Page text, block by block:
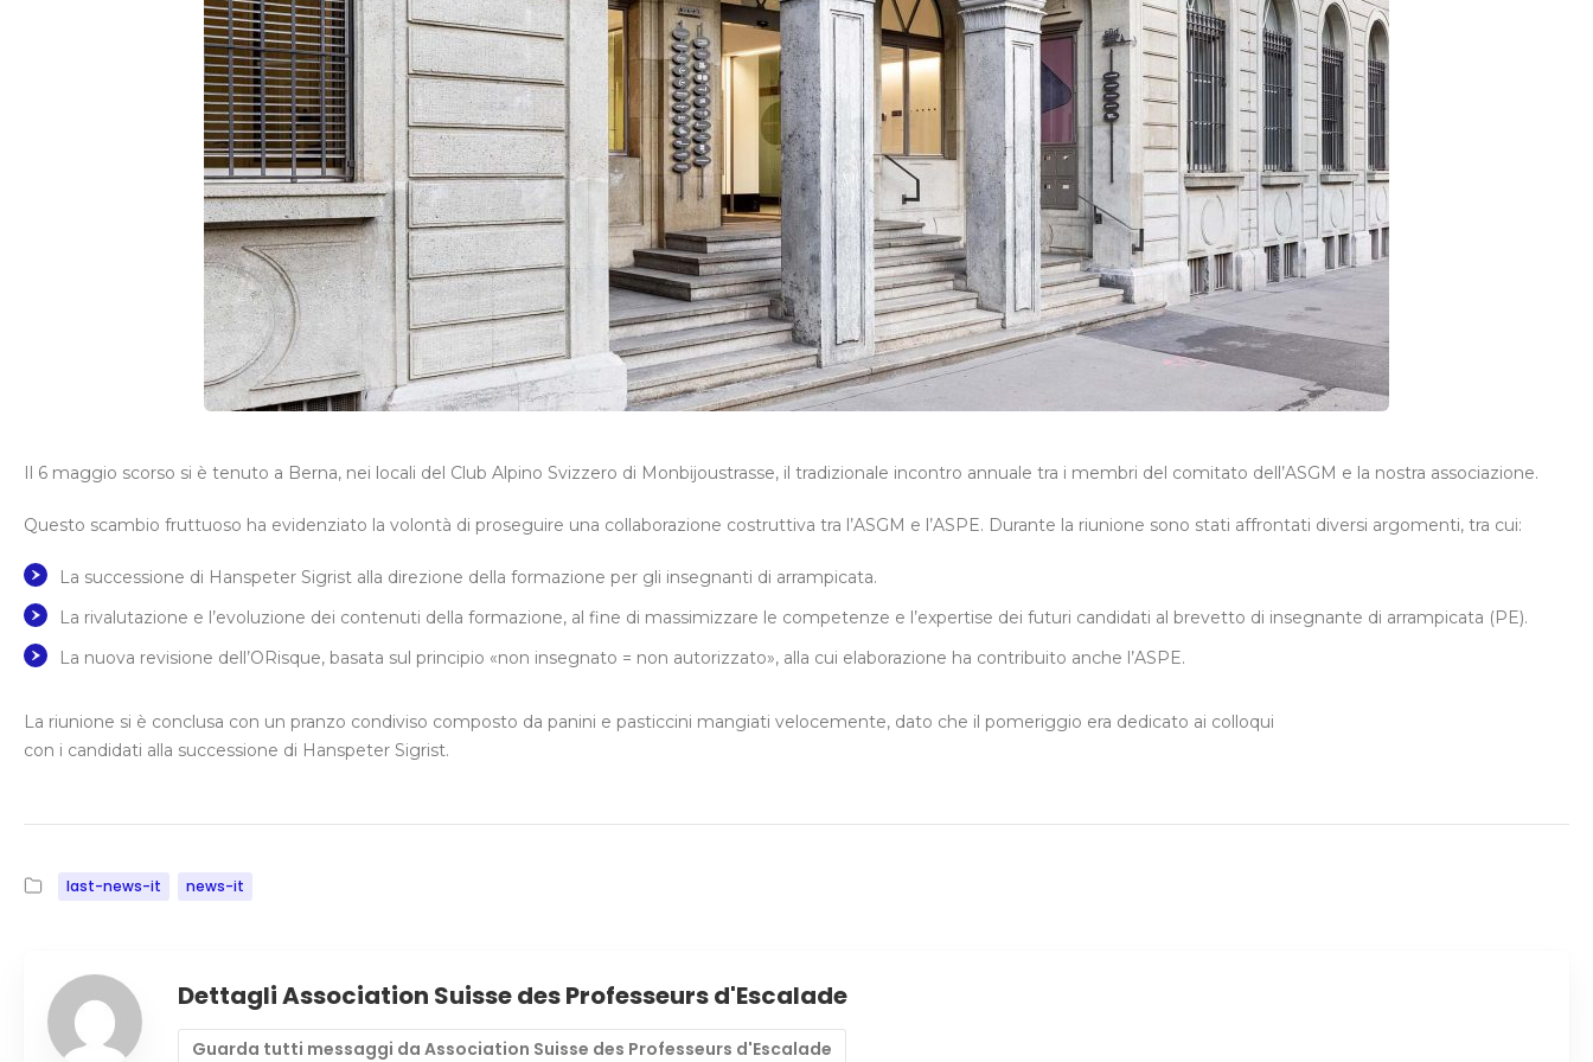
Il 6 maggio scorso si è tenuto a Berna, nei locali del Club Alpino Svizzero di Monbijoustrasse, il tradizionale incontro annuale tra i membri del comitato dell’ASGM e la nostra associazione.
Questo scambio fruttuoso ha evidenziato la volontà di proseguire una collaborazione costruttiva tra l’ASGM e l’ASPE. Durante la riunione sono stati affrontati diversi argomenti, tra cui:
La successione di Hanspeter Sigrist alla direzione della formazione per gli insegnanti di arrampicata.
La rivalutazione e l’evoluzione dei contenuti della formazione, al fine di massimizzare le competenze e l’expertise dei futuri candidati al brevetto di insegnante di arrampicata (PE).
La nuova revisione dell’ORisque, basata sul principio «non insegnato = non autorizzato», alla cui elaborazione ha contribuito anche l’ASPE.
La riunione si è conclusa con un pranzo condiviso composto da panini e pasticcini mangiati velocemente, dato che il pomeriggio era dedicato ai colloqui
con i candidati alla successione di Hanspeter Sigrist.
last-news-it news-it
Dettagli Association Suisse des Professeurs d'Escalade
Guarda tutti messaggi da Association Suisse des Professeurs d'Escalade